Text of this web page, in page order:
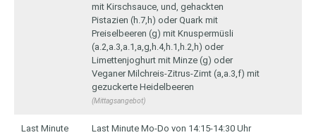
mit Kirschsauce, und, gehackten
Pistazien (h.7,h) oder Quark mit
Preiselbeeren (g) mit Knuspermüsli
(a.2,a.3,a.1,a,g,h.4,h.1,h.2,h) oder
Limettenjoghurt mit Minze (g) oder
Veganer Milchreis-Zitrus-Zimt (a,a.3,f) mit
gezuckerte Heidelbeeren
(Mittagsangebot)
Last Minute
Last Minute Mo-Do von 14:15-14:30 Uhr